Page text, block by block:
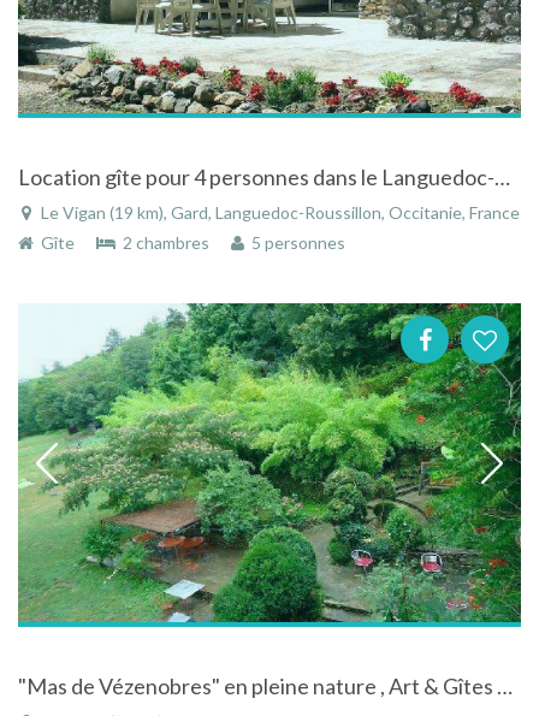
Location gîte pour 4 personnes dans le Languedoc-Roussillon
Le Vigan (19 km), Gard, Languedoc-Roussillon, Occitanie, France
Gîte
2 chambres 5 personnes
"Mas de Vézenobres" en pleine nature , Art & Gîtes en Cévennes